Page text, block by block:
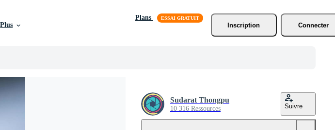
Plus
Plans
Inscription
Connecter
Sudarat Thongpu
10 316 Ressources Suivre